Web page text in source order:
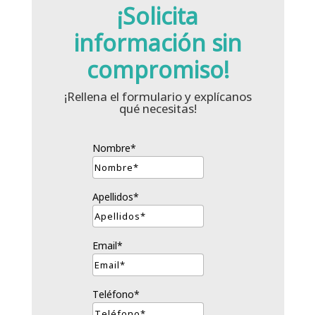
¡Solicita
información sin
compromiso!
¡Rellena el formulario y explícanos
qué necesitas!
Nombre*
Apellidos*
Email*
Teléfono*